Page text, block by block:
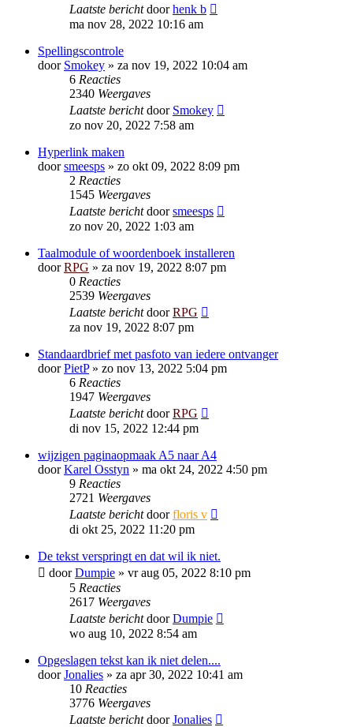
Laatste berichtdoorhenk b
ma nov 28, 2022 10:16 am
Spellingscontrole
door Smokey » za nov 19, 2022 10:04 am
6 Reacties
2340 Weergaves
Laatste berichtdoor Smokey
zo nov 20, 2022 7:58 am
Hyperlink maken
doorsmeesps » zo okt 09, 2022 8:09 pm
2 Reacties
1545 Weergaves
Laatste berichtdoorsmeesps
zo nov 20, 2022 1:03 am
Taalmodule of woordenboek installeren
doorRPG » za nov 19, 2022 8:07 pm
0 Reacties
2539 Weergaves
Laatste berichtdoorRPG
za nov 19, 2022 8:07 pm
Standaardbrief met pasfoto van iedere ontvanger
doorPietP» zo nov 13, 2022 5:04 pm
6 Reacties
1947 Weergaves
Laatste berichtdoorRPG
di nov 15, 2022 12:44 pm
wijzigen paginaopmaak A5 naar A4
doorKarel Osstyn » ma okt 24, 2022 4:50 pm
9 Reacties
2721 Weergaves
Laatste berichtdoorfloris v
di okt 25, 2022 11:20 pm
De tekst verspringt en dat wil ik niet.
doorDumpie » vr aug 05, 2022 8:10 pm
5 Reacties
2617 Weergaves
Laatste berichtdoorDumpie
wo aug 10, 2022 8:54 am
Opgeslagen tekst kan ik niet delen....
doorJonalies » za apr 30, 2022 10:41 am
10 Reacties
3776 Weergaves
Laatste berichtdoorJonalies